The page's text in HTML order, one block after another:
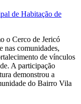
de Habitação de
o Cerco de Jericó
nas comunidades,
de vínculos
A participação
demonstrou a
do Bairro Vila